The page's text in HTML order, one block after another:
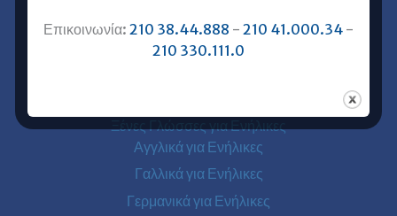
Ευρωδιάσταση Online Μαθήματα
Ευρωδιάσταση Αθήνα
Ξένες Γλώσσες για Ενήλικες
Αγγλικά για Ενήλικες
Γαλλικά για Ενήλικες
Γερμανικά για Ενήλικες
Επικοινωνία: 210 38.44.888 - 210 41.000.34 -
210 330.111.0